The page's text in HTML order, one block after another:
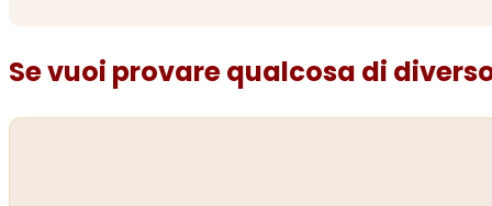
Se vuoi provare qualcosa di